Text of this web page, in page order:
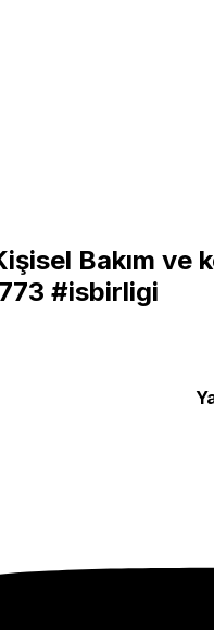
Bakım ve
#isbirligi